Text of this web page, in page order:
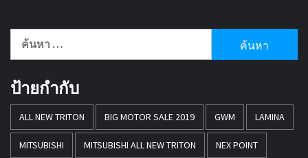
ค้นหา
สำหรับ:
ป้ายกำกับ
ALL NEW TRITON BIG MOTOR SALE 2019 GWM LAMINA
MITSUBISHI MITSUBISHI ALL NEW TRITON NEX POINT